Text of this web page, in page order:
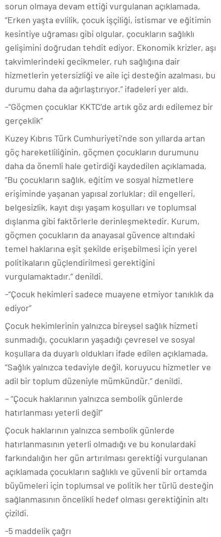
sorun olmaya devam ettiği vurgulanan açıklamada,
“Erken yaşta evlilik, çocuk işçiliği, istismar ve eğitimin
kesintiye uğraması gibi olgular, çocukların sağlıklı
gelişimini doğrudan tehdit ediyor. Ekonomik krizler, aşı
takvimlerindeki gecikmeler, ruh sağlığına dair
hizmetlerin yetersizliği ve aile içi desteğin azalması, bu
durumu daha da ağırlaştırıyor.” ifadeleri yer aldı.
-“Göçmen çocuklar KKTC’de artık göz ardı edilemez bir
gerçeklik”
Kuzey Kıbrıs Türk Cumhuriyeti’nde son yıllarda artan
göç hareketliliğinin, göçmen çocukların durumunu
daha da önemli hale getirdiği kaydedilen açıklamada,
“Bu çocukların sağlık, eğitim ve sosyal hizmetlere
erişiminde yaşanan yapısal zorluklar; dil engelleri,
belgesizlik, kayıt dışı yaşam koşulları ve toplumsal
dışlanma gibi faktörlerle derinleşmektedir. Kurum,
göçmen çocukların da anayasal güvence altındaki
temel haklarına eşit şekilde erişebilmesi için yerel
politikaların güçlendirilmesi gerektiğini
vurgulamaktadır.” denildi.
-“Çocuk hekimleri sadece muayene etmiyor tanıklık da
ediyor”
Çocuk hekimlerinin yalnızca bireysel sağlık hizmeti
sunmadığı, çocukların yaşadığı çevresel ve sosyal
koşullara da duyarlı oldukları ifade edilen açıklamada,
“Sağlık yalnızca tedaviyle değil, koruyucu hizmetler ve
adil bir toplum düzeniyle mümkündür.” denildi.
– “Çocuk haklarının yalnızca sembolik günlerde
hatırlanması yeterli değil”
Çocuk haklarının yalnızca sembolik günlerde
hatırlanmasının yeterli olmadığı ve bu konulardaki
farkındalığın her gün artırılması gerektiği vurgulanan
açıklamada çocukların sağlıklı ve güvenli bir ortamda
büyümeleri için toplumsal ve politik her türlü desteğin
sağlanmasının öncelikli hedef olması gerektiğinin altı
çizildi.
-5 maddelik çağrı